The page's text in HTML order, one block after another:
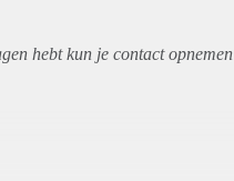
hebt kun je contact opnemen